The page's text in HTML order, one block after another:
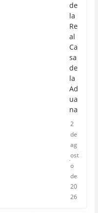
de
la
Re
al
Ca
sa
de
la
Ad
ua
na
2
de
ag
ost
o
de
20
26